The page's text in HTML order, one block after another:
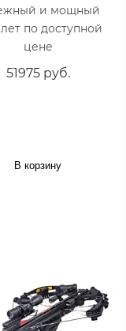
и мощный
по доступной
цене
51975 руб.
В корзину